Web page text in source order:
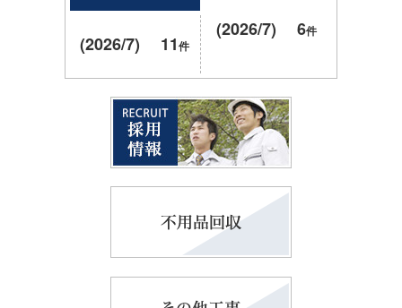
(2026/7) 11件
(2026/7) 6件